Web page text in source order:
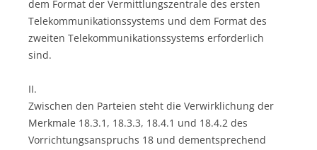
dem Format der Vermittlungszentrale des ersten
Telekommunikationssystems und dem Format des
zweiten Telekommunikationssystems erforderlich
sind.
II.
Zwischen den Parteien steht die Verwirklichung der
Merkmale 18.3.1, 18.3.3, 18.4.1 und 18.4.2 des
Vorrichtungsanspruchs 18 und dementsprechend